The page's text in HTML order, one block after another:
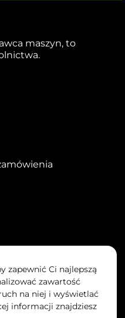
maszyn, to
zapewnić Ci najlepszą
zawartość
na niej i wyświetlać
informacji znajdziesz